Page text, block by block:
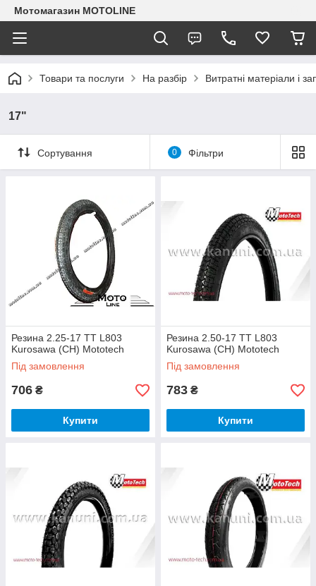
Мотомагазин MOTOLINE
Товари та послуги На разбір Витратні матеріали і
17"
Сортування 0 Фільтри
Резина 2.25-17 TT L803
Kurosawa (CH) Mototech
Під замовлення
706 ₴
Купити
Резина 2.50-17 TT L803
Kurosawa (CH) Mototech
Під замовлення
783 ₴
Купити